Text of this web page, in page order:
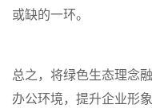
或缺的一环。
总之，将绿色生态理念
办公环境，提升企业形